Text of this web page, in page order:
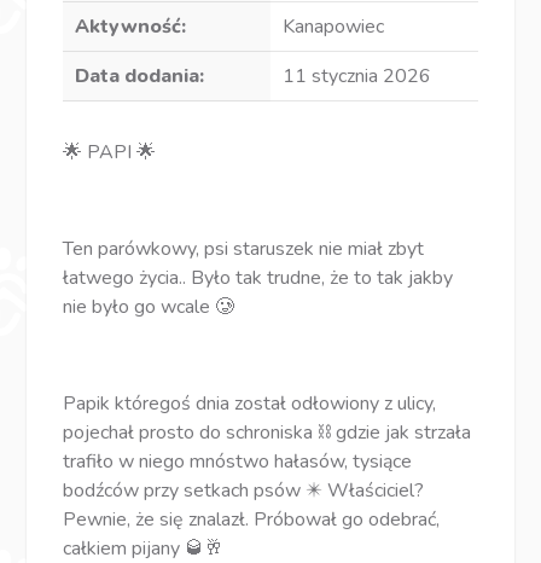
Aktywność:
Kanapowiec
Data dodania:
11 stycznia 2026
🌟 PAPI 🌟
Ten parówkowy, psi staruszek nie miał zbyt
łatwego życia.. Było tak trudne, że to tak jakby
nie było go wcale 🥲
Papik któregoś dnia został odłowiony z ulicy,
pojechał prosto do schroniska ⛓️ gdzie jak strzała
trafiło w niego mnóstwo hałasów, tysiące
bodźców przy setkach psów ✴️ Właściciel?
Pewnie, że się znalazł. Próbował go odebrać,
całkiem pijany 🥃🥂